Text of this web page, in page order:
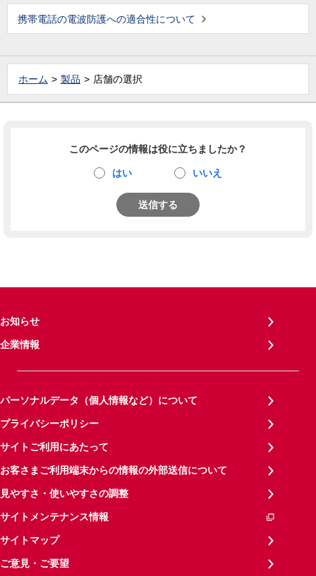
携帯電話の電波防護への適合性について
ホーム 製品 店舗の選択
このページの情報は役に立ちましたか？
はい いいえ
送信する
お知らせ
企業情報
パーソナルデータ（個人情報など）について
プライバシーポリシー
サイトご利用にあたって
お客さまご利用端末からの情報の外部送信について
見やすさ・使いやすさの調整
サイトメンテナンス情報
サイトマップ
ご意見・ご要望